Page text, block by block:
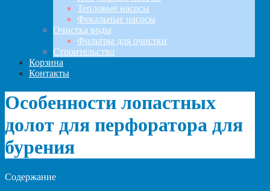
Тепловые насосы
Фекальные насосы
Очистка воды
Фильтры для очистки
Строительство
Корзина
Контакты
Особенности лопастных
долот для перфоратора для
бурения
Содержание